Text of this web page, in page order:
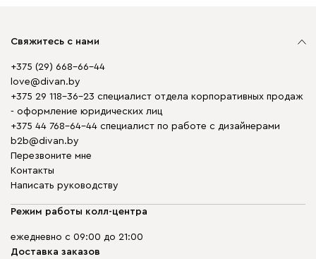
Свяжитесь с нами
+375 (29) 668-66-44
love@divan.by
+375 29 118-36-23 специалист отдела корпоративных продаж
- оформление юридических лиц
+375 44 768-64-44 специалист по работе с дизайнерами
b2b@divan.by
Перезвоните мне
Контакты
Написать руководству
Режим работы колл-центра
ежедневно с 09:00 до 21:00
Доставка заказов